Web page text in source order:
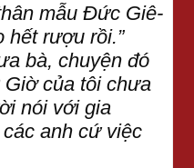
mẫu Đức Giê-
hết rượu rồi.”
bà, chuyện đó
của tôi chưa
nói với gia
các anh cứ việc